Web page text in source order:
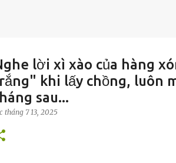
lời xì xào của hàng
khi lấy chồng, luôn
sau...
tháng 7 13, 2025